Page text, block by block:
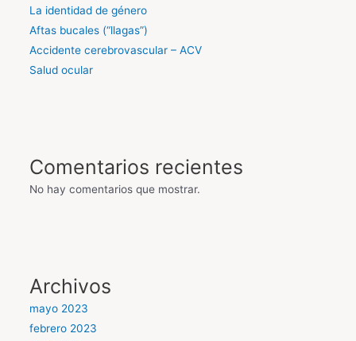
La identidad de género
Aftas bucales (“llagas”)
Accidente cerebrovascular – ACV
Salud ocular
Comentarios recientes
No hay comentarios que mostrar.
Archivos
mayo 2023
febrero 2023